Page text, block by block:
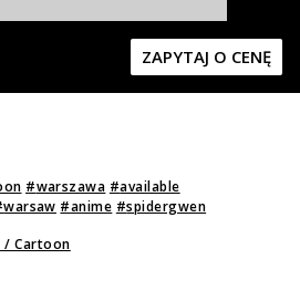
ZAPYTAJ O CENĘ
#warszawa #available
warsaw #anime #spidergwen
Cartoon